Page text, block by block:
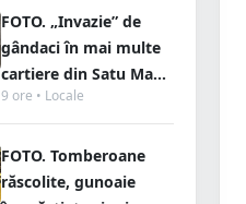
FOTO. „Invazie” de
gândaci în mai multe
cartiere din Satu Ma...
9 ore • Locale
FOTO. Tomberoane
răscolite, gunoaie